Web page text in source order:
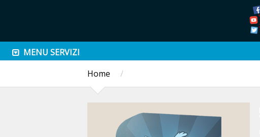
MENU SERVIZI
Home
/